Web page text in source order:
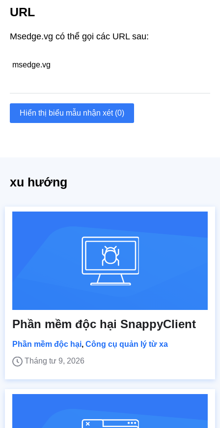
URL
Msedge.vg có thể gọi các URL sau:
msedge.vg
Hiển thị biểu mẫu nhận xét (0)
xu hướng
Phần mềm độc hại SnappyClient
Phần mềm độc hại, Công cụ quản lý từ xa
Tháng tư 9, 2026